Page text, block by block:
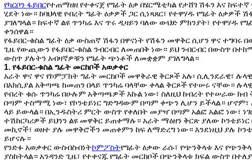
የካርቦን ፋይበርየተጠማዘዘ የተቀናጀ የግፊት ዕቃ በሄርሜቲካል የታሸገ ሽፋን እና
ሂደት ነው። ከባህላዊ የብረት ግፊት ዕቃዎች ጋር ሲነጻጸር፣ የተዋሃዱ የግፊት
ያገለግላል። ከፍተኛ ልዩ ጥንካሬ እና ጥሩ ዲዛይን ባለው ውህድ ምክንያት፣ የተዋሃዱ
ቀንሰዋል።
የፋይበር-ቁስል ግፊት ዕቃ ውስጠኛ ሽፋን በዋናነት የሽፋን መዋቅር ሲሆን ዋና
ጊዜ የውጪውን የፋይበር-ቁስል ንብርብር ለመጠበቅ ነው። ይህ ንብርብር በውስጥ
ውስጥ ያሉትን አብዛኛዎቹን የግፊት ጭነቶች ለመቋቋም ያገለግላል።
1. የፋይበር-ቁስል ግፊት መርከቦች አወቃቀር
አራት ዋና ዋና የኮምፓክት ግፊት መርከቦች መዋቅራዊ ቅርጾች አሉ፡ ሲሊንደራዊ፣
በአክሲያል አቅጣጫ ከመጠን በላይ ጥንካሬ ባላቸው ቀላል ቅርጾች የተሠሩ ናቸው።
የብረት ቁሱ ጥንካሬ በሁሉም አቅጣጫዎች እኩል ነው፣ ስለዚህ ከብረት የተሠራው ክብ
በጣም ተስማሚ ነው፣ የኮንቴይነር ግድግዳውም በጣም ቀጭን ሊሆን ይችላል።
ላይ ይውላል። በኢንዱስትሪ ምርት ውስጥ የቀለበት መያዣ በጣም አልፎ አልፎ ነው፣
ተሽከርካሪዎች ይህንን ልዩ መዋቅር ይጠቀማሉ። አራት ማዕዘን ቅርጽ ያለው
መኪኖች፣ ወዘተ ያሉ መዋቅሮችን መጠቀምን ከፍ ለማድረግ ነው። እንደነዚህ ያሉ
ይሆናሉ።
የንድፉ አወቃቀር ውስብስብነትኮምፖስትየግፊት ዕቃው ራሱ፣ የጭንቅላቱ እና
ያስከትላል። አንዳንድ ጊዜ፣ የተቀናጁ የግፊት መርከቦች በጭንቅላቱ ክፍል ውስጥ